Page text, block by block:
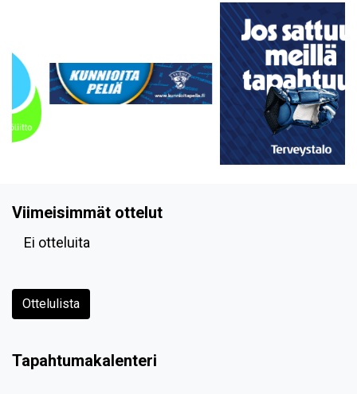
Viimeisimmät ottelut
Ei otteluita
Ottelulista
Tapahtumakalenteri